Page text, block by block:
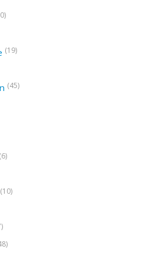
(19)
(45)
(10)